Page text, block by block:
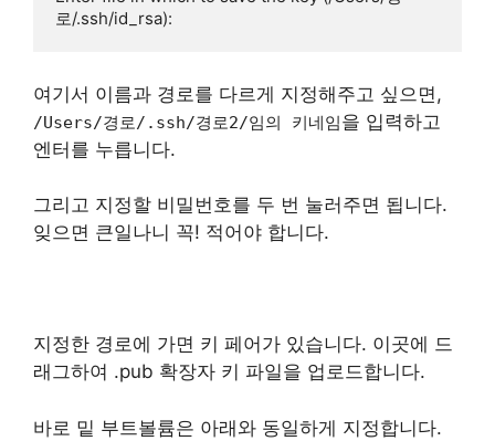
로/.ssh/id_rsa):
여기서 이름과 경로를 다르게 지정해주고 싶으면,
/Users/경로/.ssh/경로2/임의 키네임을 입력하고
엔터를 누릅니다.
그리고 지정할 비밀번호를 두 번 눌러주면 됩니다.
잊으면 큰일나니 꼭! 적어야 합니다.
지정한 경로에 가면 키 페어가 있습니다. 이곳에 드
래그하여 .pub 확장자 키 파일을 업로드합니다.
바로 밑 부트볼륨은 아래와 동일하게 지정합니다.